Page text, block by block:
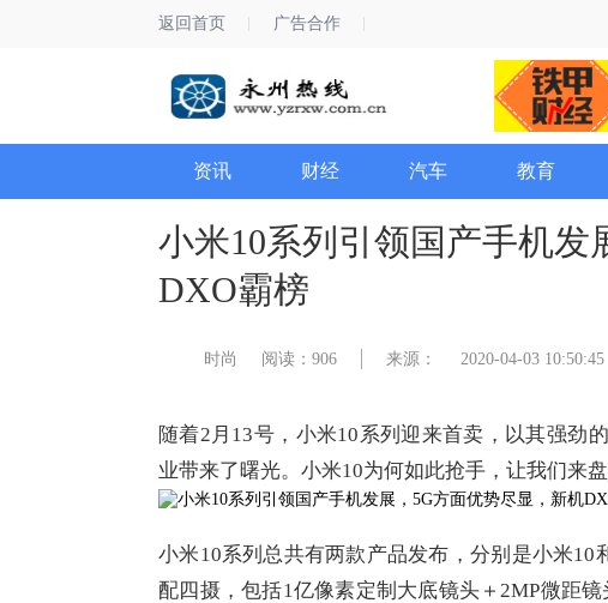
返回首页 广告合作
资讯 财经 汽车 教育
小米10系列引领国产手机发
DXO霸榜
时尚 阅读：906 来源： 2020-04-03 10:50:45
随着2月13号，小米10系列迎来首卖，以其强劲
业带来了曙光。小米10为何如此抢手，让我们来
小米10系列总共有两款产品发布，分别是小米10
配四摄，包括1亿像素定制大底镜头＋2MP微距